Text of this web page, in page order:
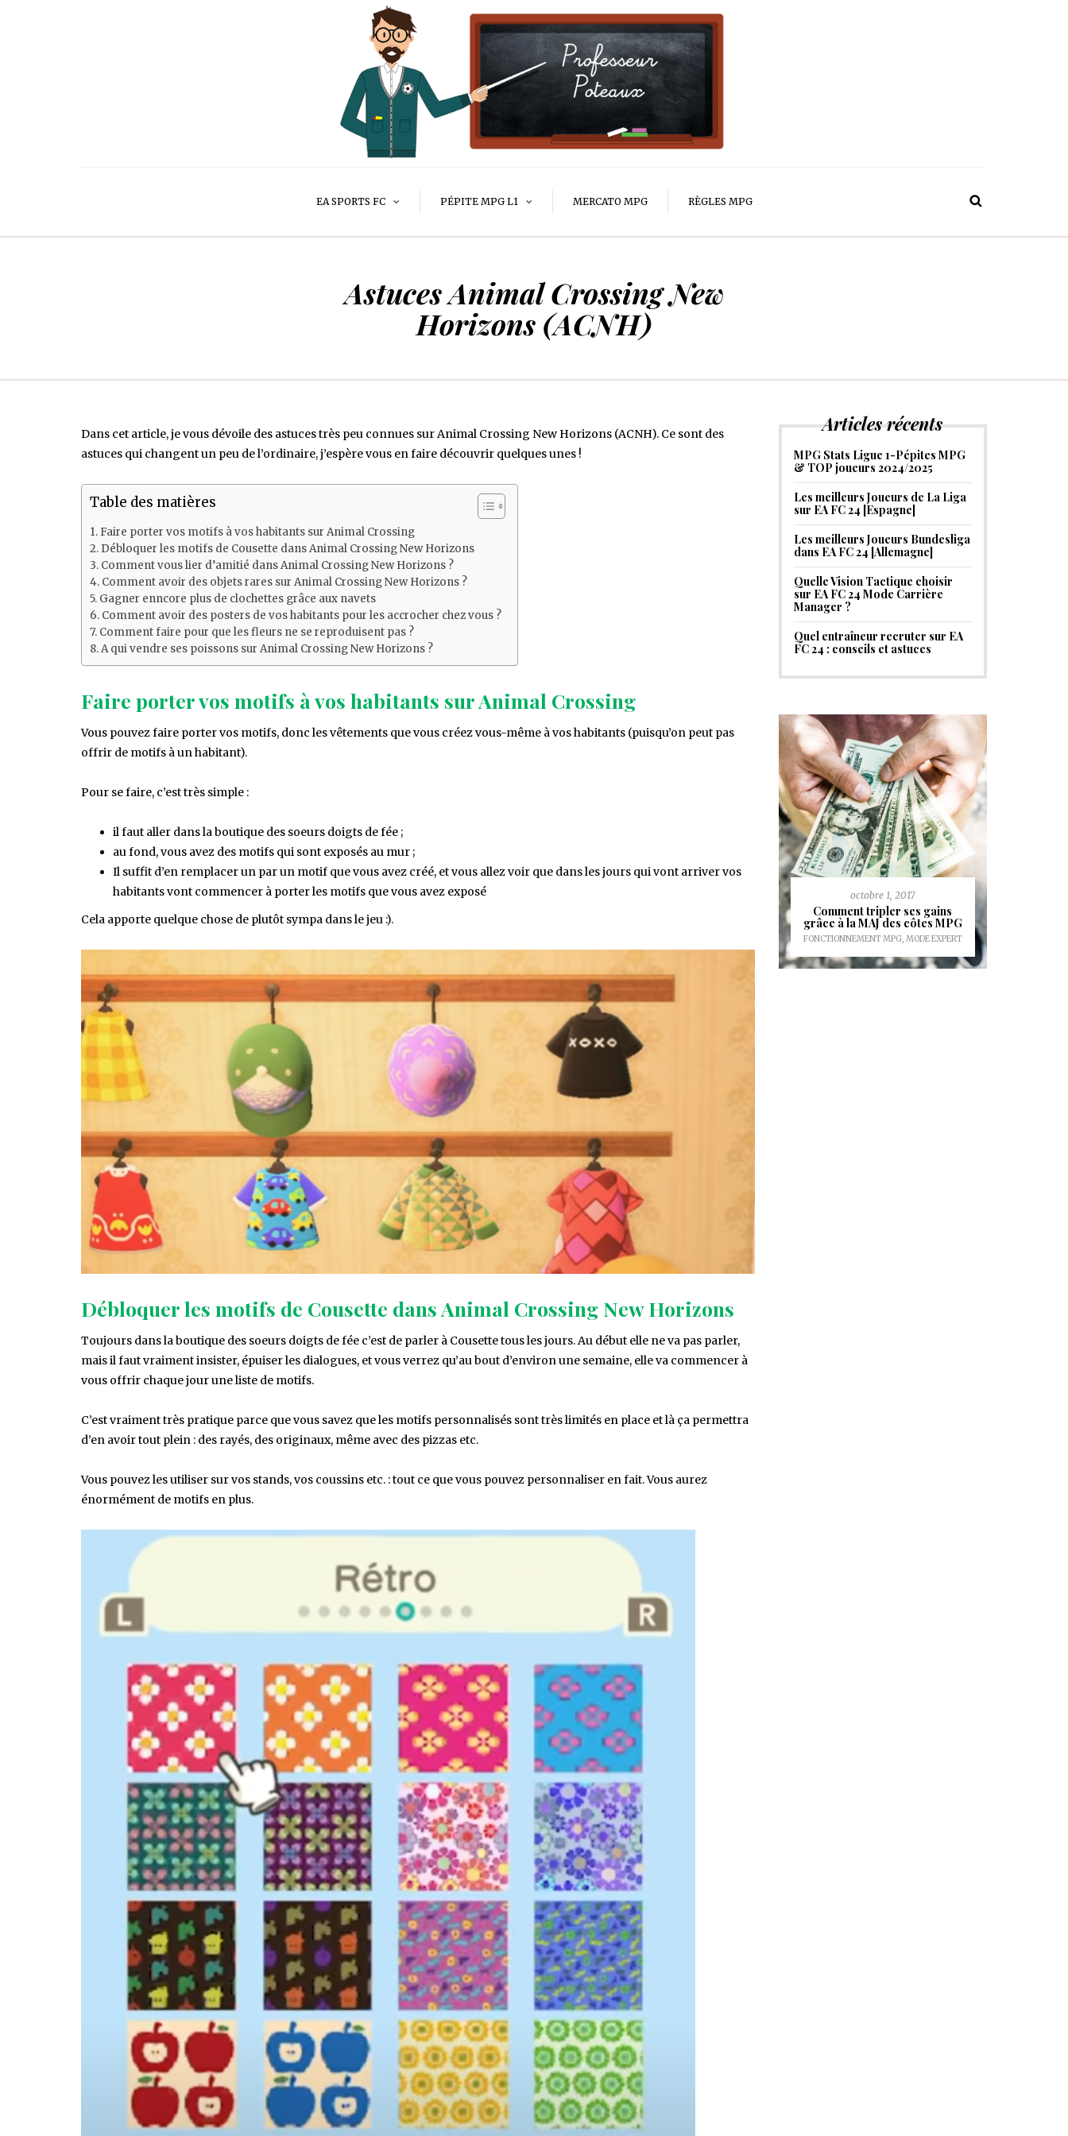
EA SPORTS FC PÉPITE MPG L1 MERCATO MPG RÈGLES MPG
Astuces Animal Crossing New
Horizons (ACNH)
Dans cet article, je vous dévoile des astuces très peu connues sur Animal Crossing New Horizons (ACNH). Ce sont des
astuces qui changent un peu de l’ordinaire, j’espère vous en faire découvrir quelques unes !
Table des matières
Faire porter vos motifs à vos habitants sur Animal Crossing
Débloquer les motifs de Cousette dans Animal Crossing New Horizons
Comment vous lier d’amitié dans Animal Crossing New Horizons ?
Comment avoir des objets rares sur Animal Crossing New Horizons ?
Gagner enncore plus de clochettes grâce aux navets
Comment avoir des posters de vos habitants pour les accrocher chez vous ?
Comment faire pour que les fleurs ne se reproduisent pas ?
A qui vendre ses poissons sur Animal Crossing New Horizons ?
Faire porter vos motifs à vos habitants sur Animal Crossing
Vous pouvez faire porter vos motifs, donc les vêtements que vous créez vous-même à vos habitants (puisqu’on peut pas
offrir de motifs à un habitant).
Pour se faire, c’est très simple :
il faut aller dans la boutique des soeurs doigts de fée ;
au fond, vous avez des motifs qui sont exposés au mur ;
Il suffit d’en remplacer un par un motif que vous avez créé, et vous allez voir que dans les jours qui vont arriver vos
habitants vont commencer à porter les motifs que vous avez exposé
Cela apporte quelque chose de plutôt sympa dans le jeu :).
Débloquer les motifs de Cousette dans Animal Crossing New Horizons
Toujours dans la boutique des soeurs doigts de fée c’est de parler à Cousette tous les jours. Au début elle ne va pas parler,
mais il faut vraiment insister, épuiser les dialogues, et vous verrez qu’au bout d’environ une semaine, elle va commencer à
vous offrir chaque jour une liste de motifs.
C’est vraiment très pratique parce que vous savez que les motifs personnalisés sont très limités en place et là ça permettra
d’en avoir tout plein : des rayés, des originaux, même avec des pizzas etc.
Vous pouvez les utiliser sur vos stands, vos coussins etc. : tout ce que vous pouvez personnaliser en fait. Vous aurez
énormément de motifs en plus.
Articles récents
MPG Stats Ligue 1-Pépites MPG
& TOP joueurs 2024/2025
Les meilleurs Joueurs de La Liga
sur EA FC 24 [Espagne]
Les meilleurs Joueurs Bundesliga
dans EA FC 24 [Allemagne]
Quelle Vision Tactique choisir
sur EA FC 24 Mode Carrière
Manager ?
Quel entraîneur recruter sur EA
FC 24 : conseils et astuces
août 11, 2023
Les règles MPG : comment ça
Pépites MPG Premier League
octobre 1, 2017
Comment tripler ses gains
grâce à la MAJ des côtes MPG
FONCTIONNEMENT MPG, MODE EXPERT